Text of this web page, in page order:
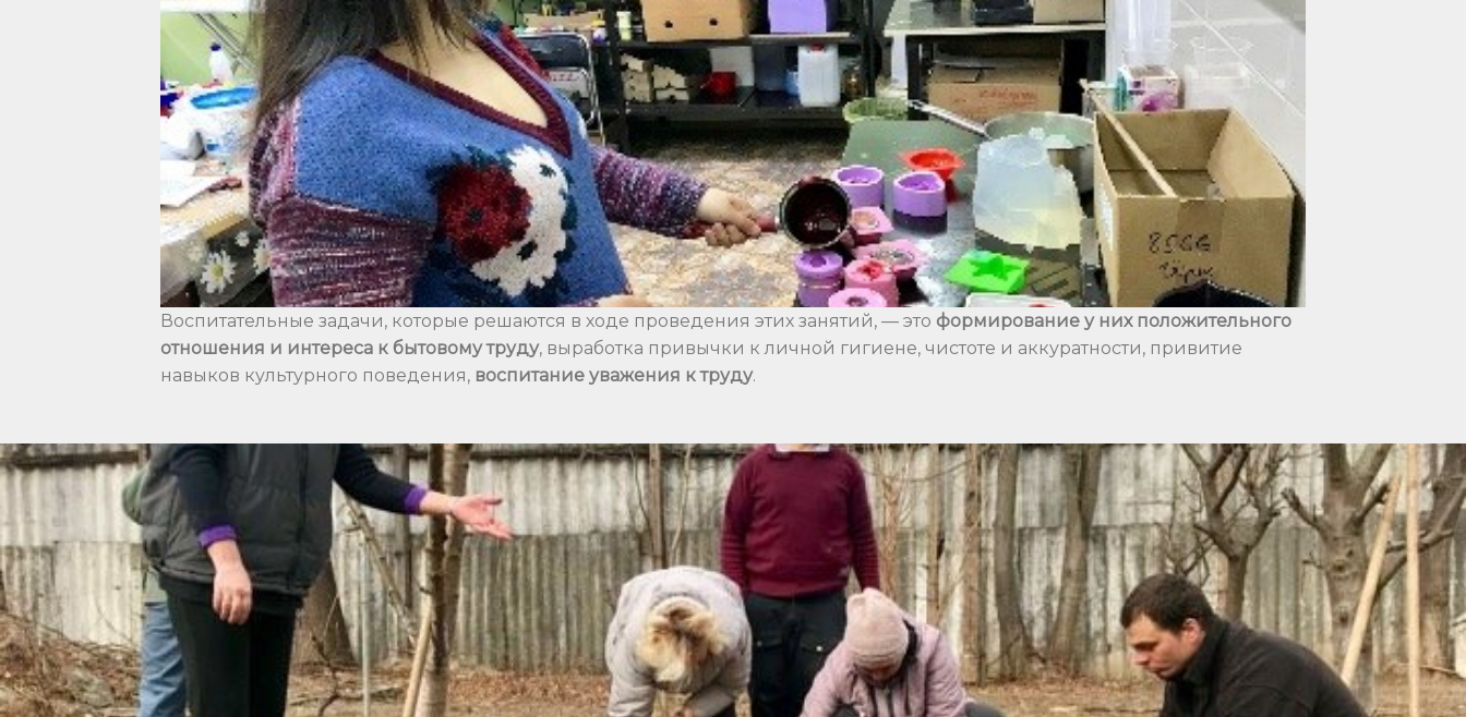
Воспитательные задачи, которые решаются в ходе проведения этих занятий, — это формирование у них положительного
отношения и интереса к бытовому труду, выработка привычки к личной гигиене, чистоте и аккуратности, привитие
навыков культурного поведения, воспитание уважения к труду.